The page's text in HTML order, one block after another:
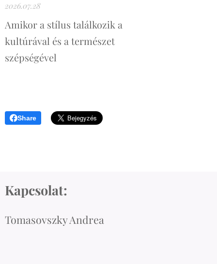
2026.07.28
Amikor a stílus találkozik a
kultúrával és a természet
szépségével
Share
Kapcsolat:
Tomasovszky Andrea